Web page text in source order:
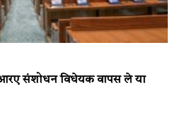
संशोधन विधेयक वापस ले या